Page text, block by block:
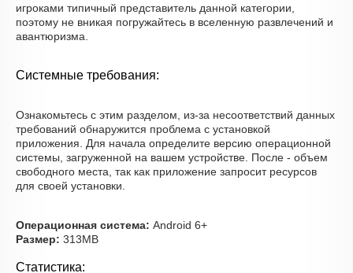
игроками типичный представитель данной категории,
поэтому не вникая погружайтесь в вселенную развлечений и
авантюризма.
Системные требования:
Ознакомьтесь с этим разделом, из-за несоответствий данных
требований обнаружится проблема с установкой
приложения. Для начала определите версию операционной
системы, загруженной на вашем устройстве. После - объем
свободного места, так как приложение запросит ресурсов
для своей установки.
Операционная система: Android 6+
Размер: 313MB
Статистика: